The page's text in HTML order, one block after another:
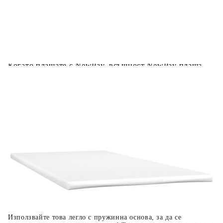
Използвайте това легло с пружинна основа, за да се
Когато плащате с NewPay, всъщност NewPay плаща
Плащане на 6 вноски. Стойността на поръчката се
разпределя в 6 равни месечни вноски с оскъпяване. За
покупки на стойност до 2000 лв. / €1022.61